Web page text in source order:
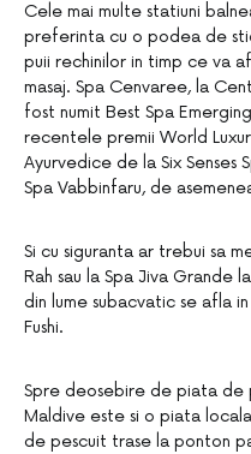
Cele mai multe statiuni
preferinta cu o podea de
puii rechinilor in timp ce va
masaj. Spa Cenvaree, la
fost numit Best Spa
recentele premii World
Ayurvedice de la Six Senses
Spa Vabbinfaru, de
Si cu siguranta ar trebui sa
Rah sau la Spa Jiva Grande
din lume subacvatic se afla
Fushi.
Spre deosebire de piata de
Maldive este si o piata
de pescuit trase la ponton